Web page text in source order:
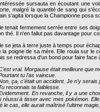
sursauta en écoutant une
malgré la quantité de sang qui
s'agita lorsque la Championne posa
tenait fermement serrée entre ses
thé. Il n'en fallut pas davantage pour
se jeta à terre juste à temps pour
la poigne de sa mère. Elle roula sur le
se redressa d'un bond pour faire face
vrai. Morgause était meilleure que
tu l'as vaincue.
ça, c'était un accident. Je n'y serais
reconnais ta faiblesse.
En revanche, il y a une
réussi à tisser avec mes pokémon.
le cas, elle aurait maîtrisé l'ultime